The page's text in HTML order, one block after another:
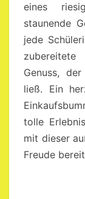
eines
staunende
jede
Genuss,
ließ. Ein
tolle
mit dieser
Freude